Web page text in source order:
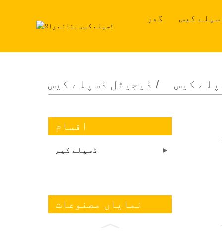
گھر کیس
کیس ڈیجیٹل ڈسپلے کیس
اقسام
ڈسپلے کیس
نمایاں مصنوعات